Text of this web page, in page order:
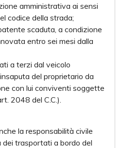
amministrativa ai sensi
codice della strada;
scaduta, a condizione
entro sei mesi dalla
a terzi dal veicolo
del proprietario da
con lui conviventi soggette
2048 del C.C.).
la responsabilità civile
trasportati a bordo del